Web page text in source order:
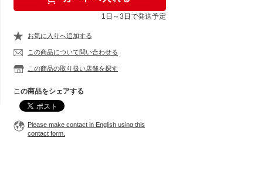
1日～3日で発送予定
お気に入りへ追加する
この商品について問い合わせる
この商品の取り扱い店舗を探す
この商品をシェアする
Please make contact in English using this
contact form.